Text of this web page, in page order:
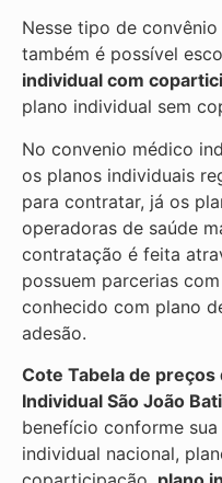
Nesse tipo de
também é possível
individual com
plano individual sem
No convenio médico
os planos individuais
para contratar, já os
operadoras de saúde
contratação é feita
possuem parcerias
conhecido com plano
adesão.
Cote Tabela de preços
Individual São João
benefício conforme
individual nacional,